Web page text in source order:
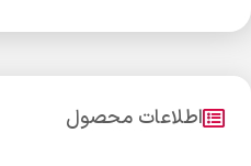
اطلاعات محصول